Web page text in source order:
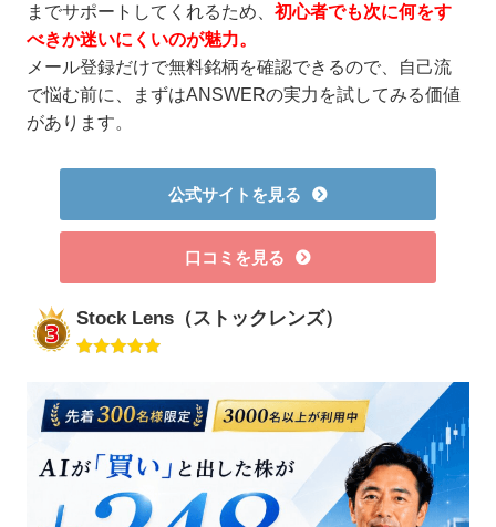
までサポートしてくれるため、初心者でも次に何をす
べきか迷いにくいのが魅力。
メール登録だけで無料銘柄を確認できるので、自己流
で悩む前に、まずはANSWERの実力を試してみる価値
があります。
公式サイトを見る
口コミを見る
Stock Lens（ストックレンズ）